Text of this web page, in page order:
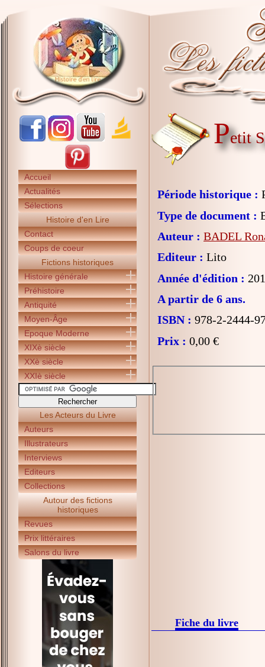
Accueil
Actualités
Sélections
Histoire d'en Lire
Contact
Coups de coeur
Fictions historiques
Histoire générale
Préhistoire
Antiquité
Moyen-Âge
Epoque Moderne
XIXè siècle
XXè siècle
XXIè siècle
Les Acteurs du Livre
Auteurs
Illustrateurs
Interviews
Editeurs
Collections
Autour des fictions
historiques
Revues
Prix littéraires
Salons du livre
Petit
Période historique :
Type de document :
Auteur : BADEL
Editeur : Lito
Année d'édition :
A partir de 6 ans.
ISBN : 978-2-2444-
Prix : 0,00 €
Fiche du livre